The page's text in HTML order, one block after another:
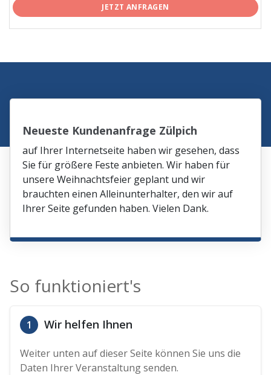
JETZT ANFRAGEN
Neueste Kundenanfrage Zülpich
auf Ihrer Internetseite haben wir gesehen, dass
Sie für größere Feste anbieten. Wir haben für
unsere Weihnachtsfeier geplant und wir
brauchten einen Alleinunterhalter, den wir auf
Ihrer Seite gefunden haben. Vielen Dank.
So funktioniert's
1 Wir helfen Ihnen
Weiter unten auf dieser Seite können Sie uns die
Daten Ihrer Veranstaltung senden.